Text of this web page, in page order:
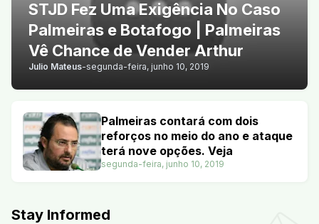
STJD Fez Uma Exigência No Caso
Palmeiras e Botafogo | Palmeiras
Vê Chance de Vender Arthur
Julio Mateus-segunda-feira, junho 10, 2019
Palmeiras contará com dois
reforços no meio do ano e ataque
terá nove opções. Veja
segunda-feira, junho 10, 2019
Stay Informed